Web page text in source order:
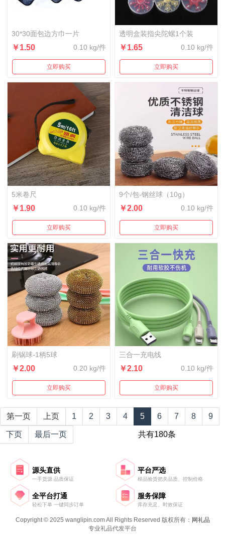
30*30面包边方巾一片
￥1.50 0.10 kg/件
立即购买
透明盒装指尖陀螺1个装
￥1.65 0.10 kg/件
立即购买
5米卷尺
￥1.90 0.10 kg/件
立即购买
9个/包-钢丝球（10g）
￥2.00 0.10 kg/件
立即购买
刷锅球-1柄5球
￥2.00 0.20 kg/件
立即购买
三合一充电线
￥2.10 0.10 kg/件
立即购买
第一页 上页 1 2 3 4 5 6 7 8 9
下页 最后一页 共有180条
源头直供
一手货源 品质保证
平台严选
样品验货把关品质、控制价格
全平台打通
轻松下单 一键同步订单
服务保障
库存充足、时效保证
Copyright © 2025 wanglipin.com All Rights Reserved 版权所有： 网礼品
专业礼品代发平台